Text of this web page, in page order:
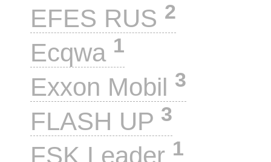
EFES RUS 2
Ecqwa 1
Exxon Mobil 3
FLASH UP 3
FSK Leader 1